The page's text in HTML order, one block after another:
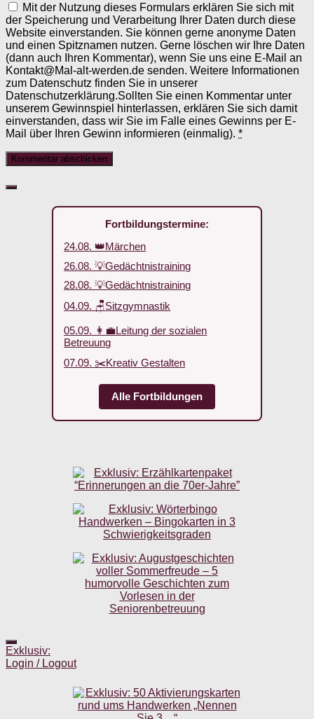
Mit der Nutzung dieses Formulars erklären Sie sich mit
der Speicherung und Verarbeitung Ihrer Daten durch diese
Website einverstanden. Sie können gerne anonyme Daten
und einen Spitznamen nutzen. Gerne löschen wir Ihre Daten
(dann auch Ihren Kommentar), wenn Sie uns eine E-Mail an
Kontakt@Mal-alt-werden.de senden. Weitere Informationen
zum Datenschutz finden Sie in unserer
Datenschutzerklärung.Sollten Sie einen Kommentar unter
unserem Gewinnspiel hinterlassen, erklären Sie sich damit
einverstanden, dass wir Sie im Falle eines Gewinns per E-
Mail über Ihren Gewinn informieren (einmalig). *
Fortbildungstermine:
24.08. 👑Märchen
26.08. 💡Gedächtnistraining
28.08. 💡Gedächtnistraining
04.09. 🪑Sitzgymnastik
05.09. 👩‍💼Leitung der sozialen
Betreuung
07.09. ✂️Kreativ Gestalten
Alle Fortbildungen
Exklusiv:
Login / Logout